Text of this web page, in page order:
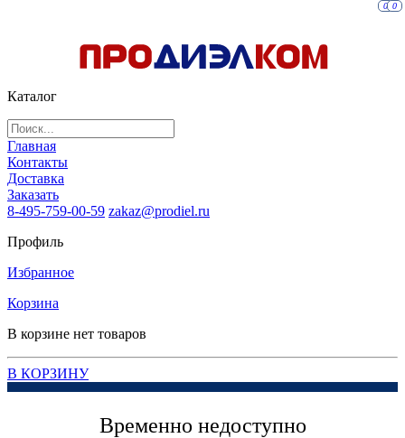
Каталог
Главная
Контакты
Доставка
Заказать
8-495-759-00-59 zakaz@prodiel.ru
Профиль
Избранное
0
Корзина
0
В корзине нет товаров
В КОРЗИНУ
Временно недоступно